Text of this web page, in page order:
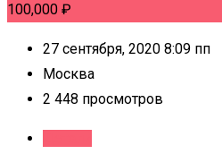
100,000 ₽
27 сентября, 2020 8:09 пп
Москва
2 448 просмотров